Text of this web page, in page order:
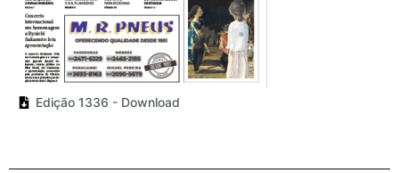
Edição 1336 - Download